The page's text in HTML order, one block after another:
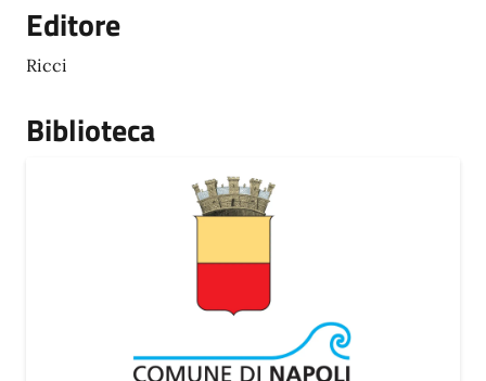
Editore
Ricci
Biblioteca